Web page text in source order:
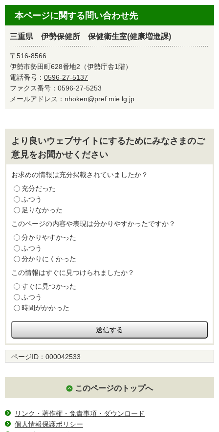
本ページに関する問い合わせ先
三重県 伊勢保健所 保健衛生室(健康増進課)
〒516-8566
伊勢市勢田町628番地2（伊勢庁舎1階）
電話番号： 0596-27-5137
ファクス番号：0596-27-5253
メールアドレス： nhoken@pref.mie.lg.jp
より良いウェブサイトにするためにみなさまのご
意見をお聞かせください
お求めの情報は充分掲載されていましたか？
充分だった
ふつう
足りなかった
このページの内容や表現は分かりやすかったですか？
分かりやすかった
ふつう
分かりにくかった
この情報はすぐに見つけられましたか？
すぐに見つかった
ふつう
時間がかかった
ページID： 000042533
このページのトップへ
リンク・著作権・免責事項・ダウンロード
個人情報保護ポリシー